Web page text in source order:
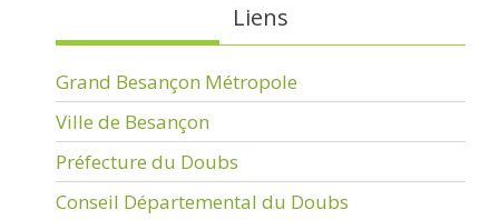
Liens
Grand Besançon Métropole
Ville de Besançon
Préfecture du Doubs
Conseil Départemental du Doubs